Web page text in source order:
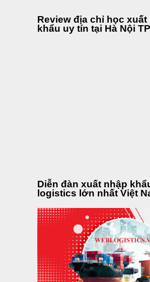
Review địa chỉ học xuất
khẩu uy tín tại Hà Nội
Diễn đàn xuất nhập
logistics lớn nhất Việt